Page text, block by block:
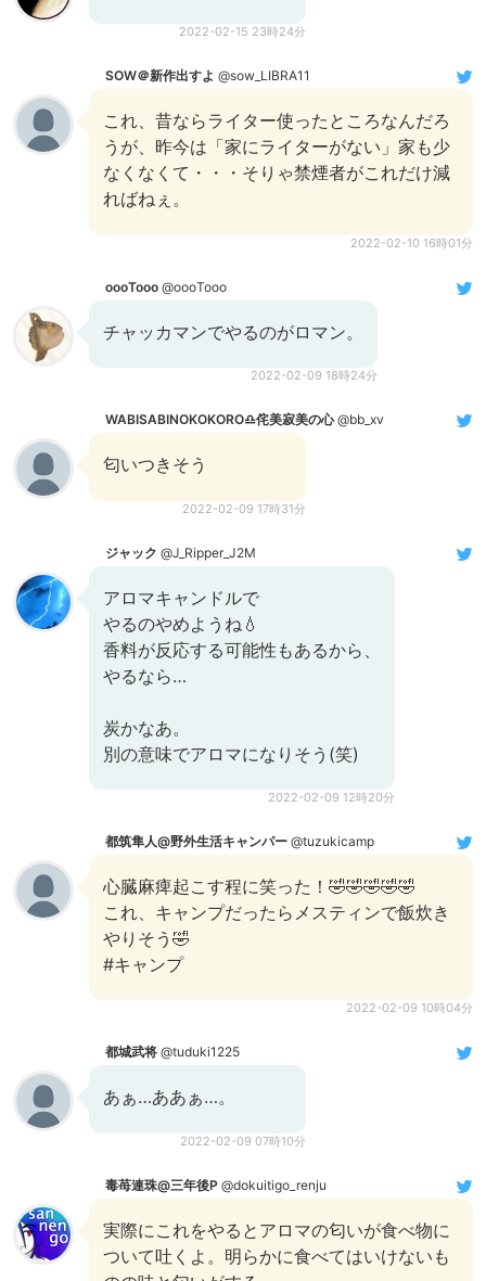
2022-02-15 23時24分
SOW＠新作出すよ @sow_LIBRA11
これ、昔ならライター使ったところなんだろ
うが、昨今は「家にライターがない」家も少
なくなくて・・・そりゃ禁煙者がこれだけ減
ればねぇ。
2022-02-10 16時01分
oooTooo @oooTooo
チャッカマンでやるのがロマン。
2022-02-09 18時24分
WABISABINOKOKORO♎️侘美寂美の心@bb_xv
匂いつきそう
2022-02-09 17時31分
ジャック @J_Ripper_J2M
アロマキャンドルで
やるのやめようね💧
香料が反応する可能性もあるから、
やるなら…
炭かなあ。
別の意味でアロマになりそう(笑)
2022-02-09 12時20分
都筑隼人@野外生活キャンパー @tuzukicamp
心臓麻痺起こす程に笑った！🤣🤣🤣🤣🤣
これ、キャンプだったらメスティンで飯炊き
やりそう🤣
#キャンプ
2022-02-09 10時04分
都城武将 @tuduki1225
あぁ…ああぁ…。
2022-02-09 07時10分
毒苺連珠@三年後P @dokuitigo_renju
実際にこれをやるとアロマの匂いが食べ物に
ついて吐くよ。明らかに食べてはいけないも